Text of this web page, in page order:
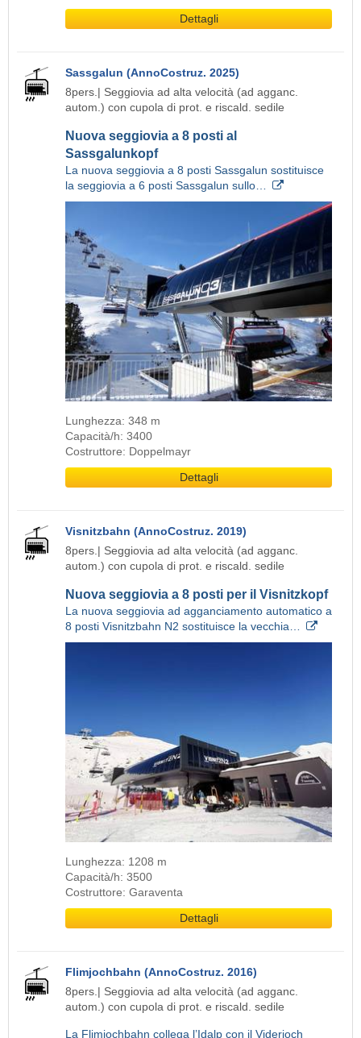
Dettagli
Sassgalun (AnnoCostruz. 2025)
8pers.| Seggiovia ad alta velocità (ad agganc.
autom.) con cupola di prot. e riscald. sedile
Nuova seggiovia a 8 posti al
Sassgalunkopf
La nuova seggiovia a 8 posti Sassgalun sostituisce
la seggiovia a 6 posti Sassgalun sullo…
Lunghezza: 348 m
Capacità/h: 3400
Costruttore: Doppelmayr
Dettagli
Visnitzbahn (AnnoCostruz. 2019)
8pers.| Seggiovia ad alta velocità (ad agganc.
autom.) con cupola di prot. e riscald. sedile
Nuova seggiovia a 8 posti per il Visnitzkopf
La nuova seggiovia ad agganciamento automatico a
8 posti Visnitzbahn N2 sostituisce la vecchia…
Lunghezza: 1208 m
Capacità/h: 3500
Costruttore: Garaventa
Dettagli
Flimjochbahn (AnnoCostruz. 2016)
8pers.| Seggiovia ad alta velocità (ad agganc.
autom.) con cupola di prot. e riscald. sedile
La Flimjochbahn collega l’Idalp con il Viderjoch